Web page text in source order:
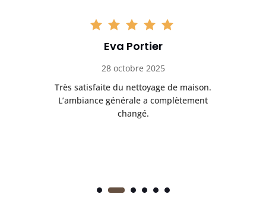
Eva Portier
28 octobre 2025
Très satisfaite du nettoyage de maison.
L’ambiance générale a complètement
changé.